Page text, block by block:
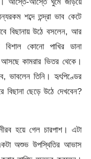
শব্দে তন্দ্রা ভাব কেটে
বিছানায় উঠে বসলেন, আর
বিশাল কোনো পাখির ডানা
কামরার ভিতর থেকে।
ভাবলেন তিনি। হৃৎপিণ্ডের
ছেড়ে উঠে দেখবেন?
হয়ে গেল চারপাশ। এটা
অশুভ উপস্থিতির আভাস